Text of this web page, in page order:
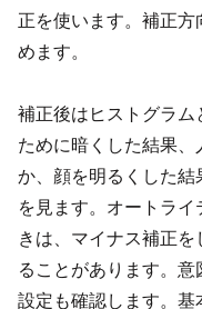
正を使います。補正
めます。
補正後はヒストグラム
ために暗くした結果
か、顔を明るくした
を見ます。オートラ
きは、マイナス補正
ることがあります。
設定も確認します。基